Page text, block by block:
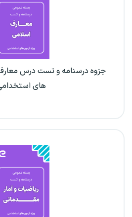
جزوه درسنامه و تست درس
های